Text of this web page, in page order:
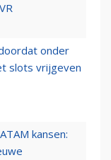
onder
slots vrijgeven
kansen: